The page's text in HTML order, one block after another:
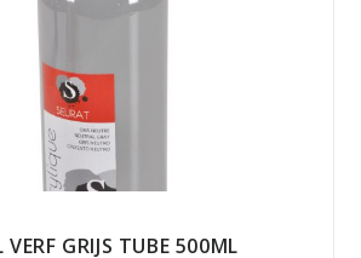
VERF GRIJS TUBE 500ML